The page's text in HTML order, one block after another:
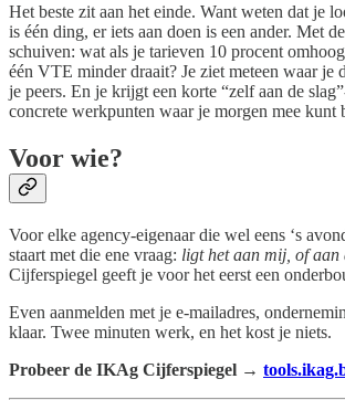
Het beste zit aan het einde. Want weten dat je
is één ding, er iets aan doen is een ander. Met
schuiven: wat als je tarieven 10 procent
één VTE minder draait? Je ziet meteen waar je
je peers. En je krijgt een korte “zelf aan de
concrete werkpunten waar je morgen mee kunt
Voor wie?
Voor elke agency-eigenaar die wel eens ‘s
staart met die ene vraag: ligt het aan mij, of aan
Cijferspiegel geeft je voor het eerst een
Even aanmelden met je e-mailadres,
klaar. Twee minuten werk, en het kost je niets.
Probeer de IKAg Cijferspiegel →